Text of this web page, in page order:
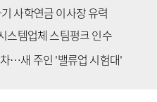
사학연금 이사장 유력
스템업체 스팀펑크 인수
…새 주인 '밸류업 시험대'